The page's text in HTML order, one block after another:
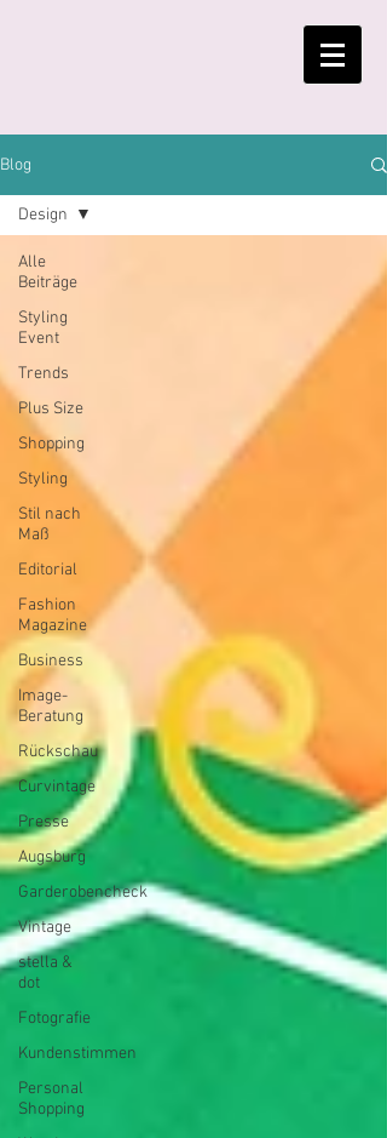
Blog
Alle
Beiträge
Styling
Event
Trends
Plus Size
Shopping
Styling
Stil nach
Maß
Editorial
Fashion
Magazine
Business
Image-
Beratung
Rückschau
Curvintage
Presse
Augsburg
Garderobencheck
Vintage
stella &
dot
Fotografie
Kundenstimmen
Personal
Shopping
Design